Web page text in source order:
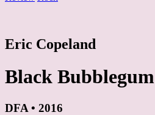
Eric Copeland
Black Bubblegum
DFA • 2016